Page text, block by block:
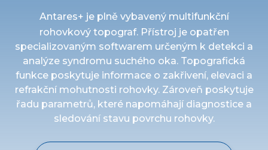
Antares+ je plně vybavený multifunkční
rohovkový topograf. Přístroj je opatřen
specializovaným softwarem určeným k detekci a
analýze syndromu suchého oka. Topografická
funkce poskytuje informace o zakřivení, elevaci a
refrakční mohutnosti rohovky. Zároveň poskytuje
řadu parametrů, které napomáhají diagnostice a
sledování stavu povrchu rohovky.